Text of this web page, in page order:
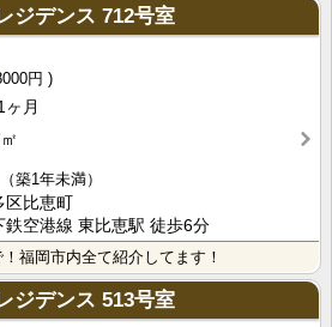
ジデンス 712号室
円
ヶ月
（築1年未満）
比恵町
鉄空港線 東比恵駅 徒歩6分
福岡市内全て紹介してます！
ジデンス 513号室